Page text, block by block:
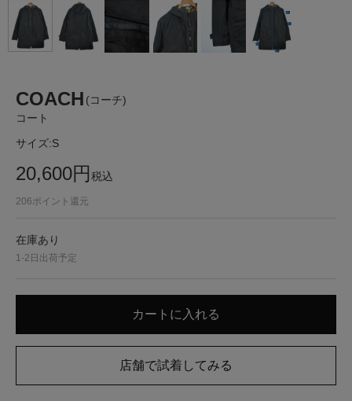
COACH (コーチ)
コート
サイズ:S
20,600円税込
206ポイント還元
在庫あり
1-2日出荷予定